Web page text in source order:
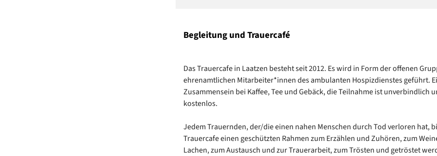
Begleitung und Trauercafé
Das Trauercafe in Laatzen besteht seit 2012. Es wird in Form der offenen
ehrenamtlichen Mitarbeiter*innen des ambulanten Hospizdienstes geführt.
Zusammensein bei Kaffee, Tee und Gebäck, die Teilnahme ist unverbindlich
kostenlos.
Jedem Trauernden, der/die einen nahen Menschen durch Tod verloren hat,
Trauercafe einen geschützten Rahmen zum Erzählen und Zuhören, zum
Lachen, zum Austausch und zur Trauerarbeit, zum Trösten und getröstet